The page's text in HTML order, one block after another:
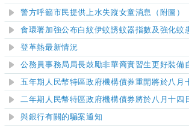
警方呼籲市民提供上水失蹤女童消息（附圖）
食環署加強公布白紋伊蚊誘蚊器指數及強化蚊
登革熱最新情況
公務員事務局局長鼓勵非華裔實習生更好裝備
五年期人民幣特區政府機構債券重開將於八月
二年期人民幣特區政府機構債券將於八月十四
與銀行有關的騙案通知